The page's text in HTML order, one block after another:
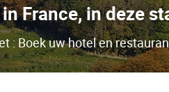
France, in deze
: Boek uw hotel en